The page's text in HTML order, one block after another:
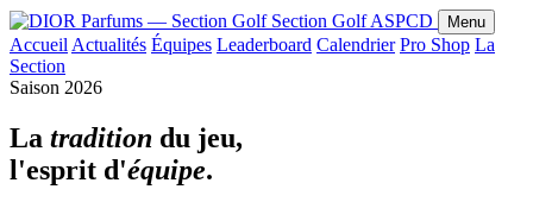
Section Golf ASPCD Menu
Accueil Actualités Équipes Leaderboard Calendrier Pro Shop La
Section
Saison 2026
La tradition du jeu,
l'esprit d'équipe.